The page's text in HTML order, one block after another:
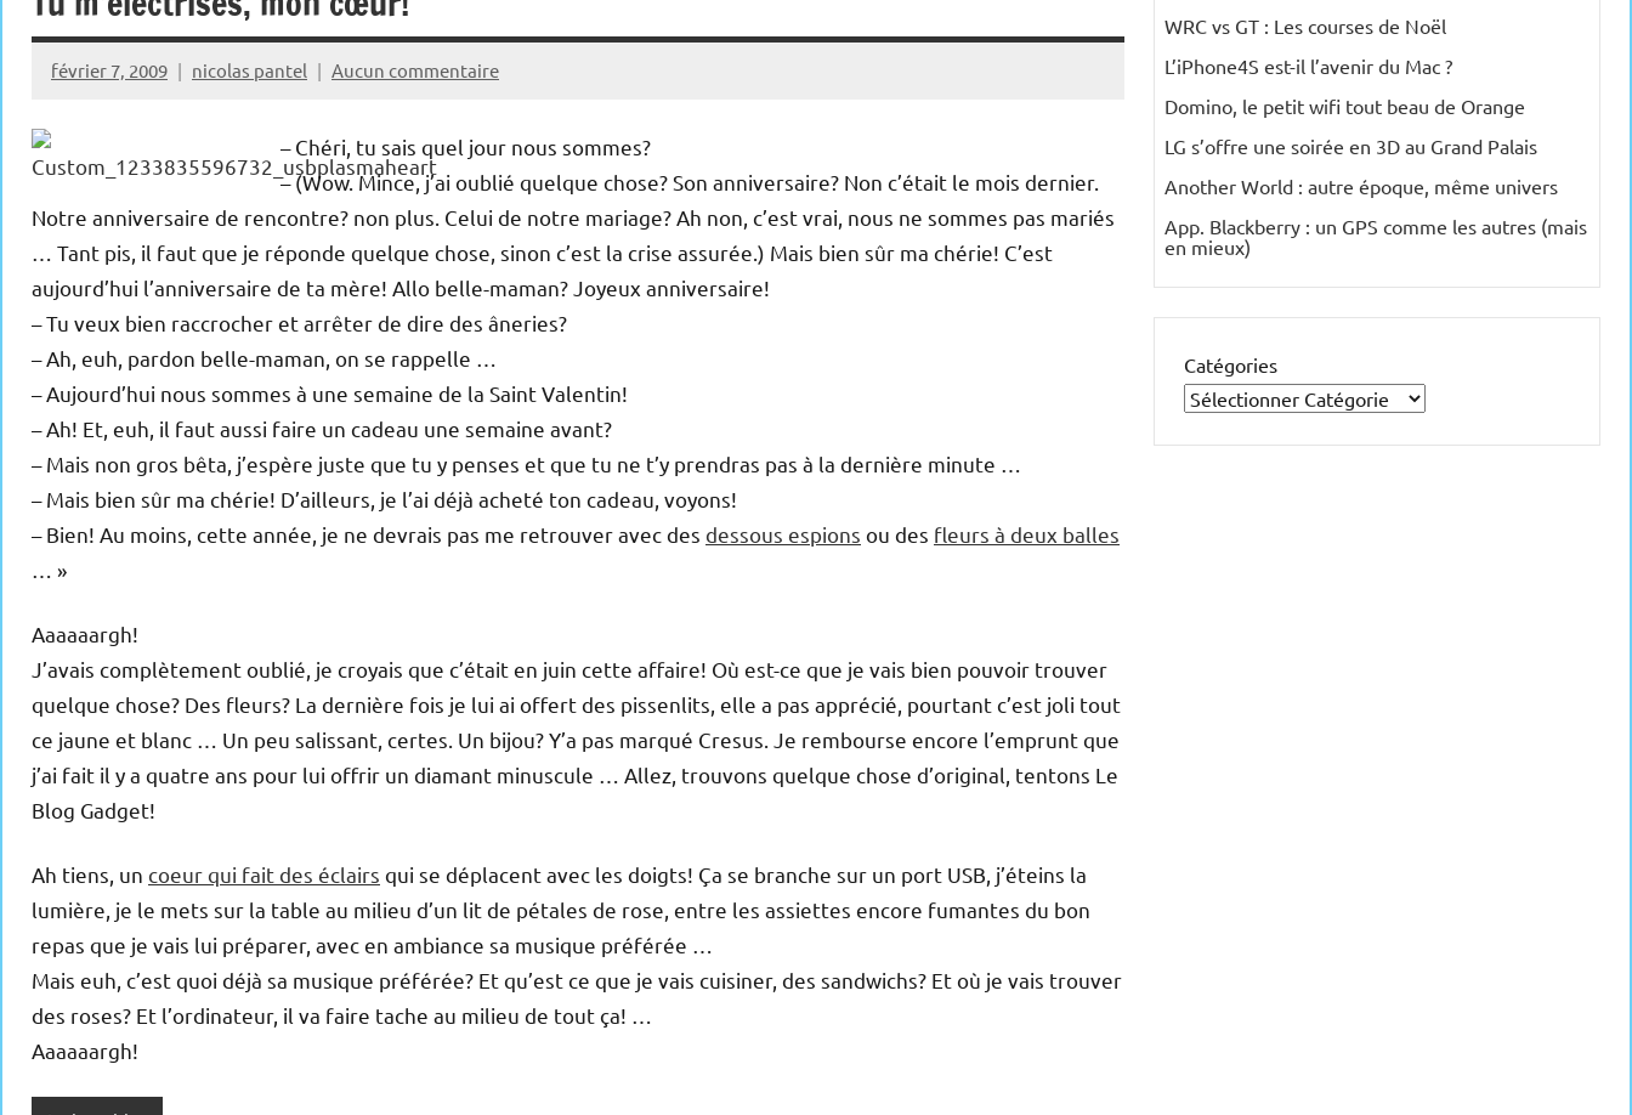
février 7, 2009 nicolas pantel Aucun commentaire
– Chéri, tu sais quel jour nous sommes?
– (Wow. Mince, j’ai oublié quelque chose? Son anniversaire? Non c’était le mois dernier.
Notre anniversaire de rencontre? non plus. Celui de notre mariage? Ah non, c’est vrai, nous ne sommes pas mariés
… Tant pis, il faut que je réponde quelque chose, sinon c’est la crise assurée.) Mais bien sûr ma chérie! C’est
aujourd’hui l’anniversaire de ta mère! Allo belle-maman? Joyeux anniversaire!
– Tu veux bien raccrocher et arrêter de dire des âneries?
– Ah, euh, pardon belle-maman, on se rappelle …
– Aujourd’hui nous sommes à une semaine de la Saint Valentin!
– Ah! Et, euh, il faut aussi faire un cadeau une semaine avant?
– Mais non gros bêta, j’espère juste que tu y penses et que tu ne t’y prendras pas à la dernière minute …
– Mais bien sûr ma chérie! D’ailleurs, je l’ai déjà acheté ton cadeau, voyons!
– Bien! Au moins, cette année, je ne devrais pas me retrouver avec des dessous espions ou des fleurs à deux balles
… »
Aaaaaargh!
J’avais complètement oublié, je croyais que c’était en juin cette affaire! Où est-ce que je vais bien pouvoir trouver
quelque chose? Des fleurs? La dernière fois je lui ai offert des pissenlits, elle a pas apprécié, pourtant c’est joli tout
ce jaune et blanc … Un peu salissant, certes. Un bijou? Y’a pas marqué Cresus. Je rembourse encore l’emprunt que
j’ai fait il y a quatre ans pour lui offrir un diamant minuscule … Allez, trouvons quelque chose d’original, tentons Le
Blog Gadget!
Ah tiens, un coeur qui fait des éclairs qui se déplacent avec les doigts! Ça se branche sur un port USB, j’éteins la
lumière, je le mets sur la table au milieu d’un lit de pétales de rose, entre les assiettes encore fumantes du bon
repas que je vais lui préparer, avec en ambiance sa musique préférée …
Mais euh, c’est quoi déjà sa musique préférée? Et qu’est ce que je vais cuisiner, des sandwichs? Et où je vais trouver
des roses? Et l’ordinateur, il va faire tache au milieu de tout ça! …
Aaaaaargh!
WRC vs GT : Les courses de Noël
L’iPhone4S est-il l’avenir du Mac ?
Domino, le petit wifi tout beau de Orange
LG s’offre une soirée en 3D au Grand Palais
Another World : autre époque, même univers
App. Blackberry : un GPS comme les autres (mais
en mieux)
Catégories